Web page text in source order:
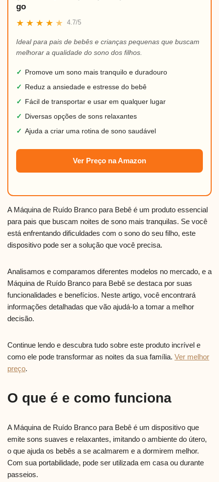
go
★ ★ ★ ★ ★ 4.7/5
Ideal para pais de bebês e crianças pequenas que buscam
melhorar a qualidade do sono dos filhos.
✓
Promove um sono mais tranquilo e duradouro
✓
Reduz a ansiedade e estresse do bebê
✓
Fácil de transportar e usar em qualquer lugar
✓
Diversas opções de sons relaxantes
✓ Ajuda a criar uma rotina de sono saudável
Ver Preço na Amazon
A Máquina de Ruído Branco para Bebê é um produto essencial
para pais que buscam noites de sono mais tranquilas. Se você
está enfrentando dificuldades com o sono do seu filho, este
dispositivo pode ser a solução que você precisa.
Analisamos e comparamos diferentes modelos no mercado, e a
Máquina de Ruído Branco para Bebê se destaca por suas
funcionalidades e benefícios. Neste artigo, você encontrará
informações detalhadas que vão ajudá-lo a tomar a melhor
decisão.
Continue lendo e descubra tudo sobre este produto incrível e
como ele pode transformar as noites da sua família. Ver melhor
preço.
O que é e como funciona
A Máquina de Ruído Branco para Bebê é um dispositivo que
emite sons suaves e relaxantes, imitando o ambiente do útero,
o que ajuda os bebês a se acalmarem e a dormirem melhor.
Com sua portabilidade, pode ser utilizada em casa ou durante
passeios.